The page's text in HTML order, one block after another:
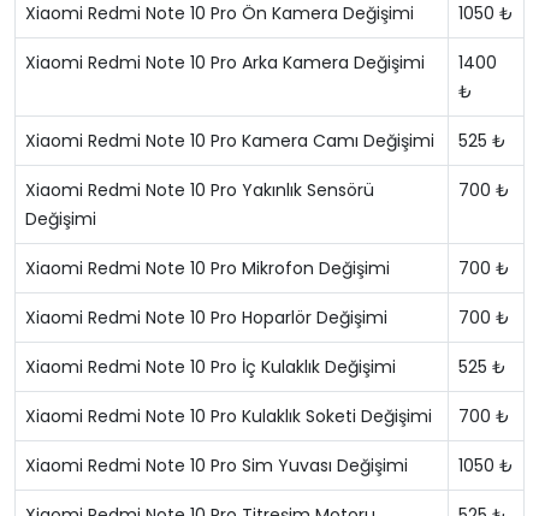
Xiaomi Redmi Note 10 Pro Ön Kamera Değişimi 1050 ₺
Xiaomi Redmi Note 10 Pro Arka Kamera Değişimi
1400
₺
Xiaomi Redmi Note 10 Pro Kamera Camı Değişimi 525 ₺
Xiaomi Redmi Note 10 Pro Yakınlık Sensörü
Değişimi
700 ₺
Xiaomi Redmi Note 10 Pro Mikrofon Değişimi 700 ₺
Xiaomi Redmi Note 10 Pro Hoparlör Değişimi 700 ₺
Xiaomi Redmi Note 10 Pro İç Kulaklık Değişimi 525 ₺
Xiaomi Redmi Note 10 Pro Kulaklık Soketi Değişimi 700 ₺
Xiaomi Redmi Note 10 Pro Sim Yuvası Değişimi 1050 ₺